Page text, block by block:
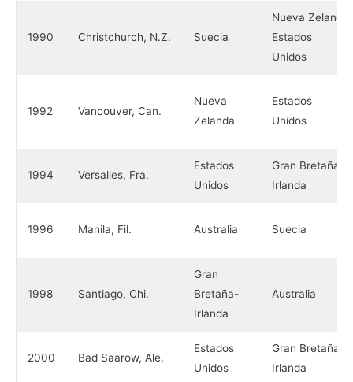
1990 Christchurch, N.Z. Suecia
Nueva Zelanda
Estados
Unidos
1992 Vancouver, Can.
Nueva
Zelanda
Estados
Unidos
1994 Versalles, Fra.
Estados
Unidos
Gran Bretaña-
Irlanda
1996 Manila, Fil. Australia Suecia
1998 Santiago, Chi.
Gran
Bretaña-
Irlanda
Australia
2000 Bad Saarow, Ale.
Estados
Unidos
Gran Bretaña-
Irlanda